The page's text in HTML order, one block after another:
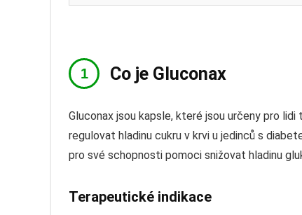
Co je Gluconax
Gluconax jsou kapsle, které jsou určeny pro
regulovat hladinu cukru v krvi u jedinců s
pro své schopnosti pomoci snižovat hladinu
Terapeutické indikace